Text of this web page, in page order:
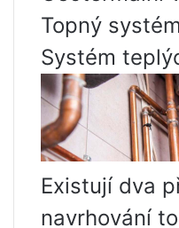
Topný systém
Systém
Existují dva
navrhování